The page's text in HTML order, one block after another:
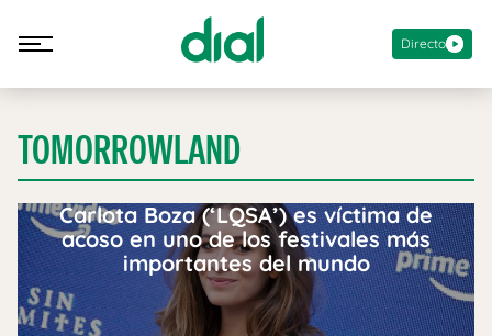
Directo
TOMORROWLAND
Carlota Boza (‘LQSA’) es víctima de
acoso en uno de los festivales más
importantes del mundo